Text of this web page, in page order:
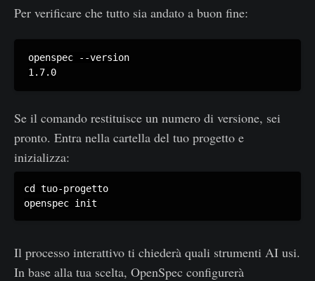
Per verificare che tutto sia andato a buon fine:
openspec --version
1.7.0
Se il comando restituisce un numero di versione, sei
pronto. Entra nella cartella del tuo progetto e
inizializza:
cd tuo-progetto
Il processo interattivo ti chiederà quali strumenti AI usi.
In base alla tua scelta, OpenSpec configurerà